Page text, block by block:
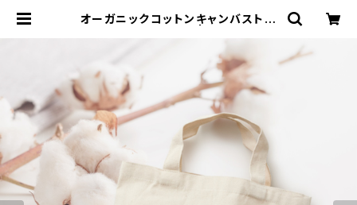
オーガニックコットンキャンバストー